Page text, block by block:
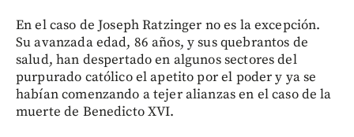
En el caso de Joseph Ratzinger no es la excepción.
Su avanzada edad, 86 años, y sus quebrantos de
salud, han despertado en algunos sectores del
purpurado católico el apetito por el poder y ya se
habían comenzando a tejer alianzas en el caso de la
muerte de Benedicto XVI.